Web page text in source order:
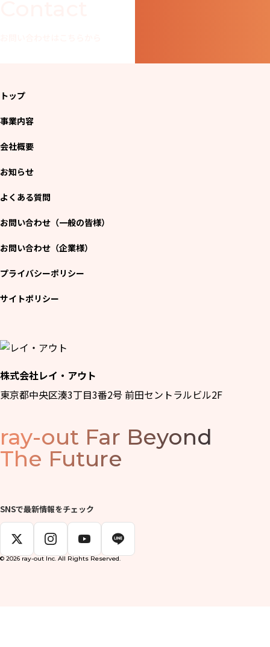
株式会社レイ・アウト
東京都中央区湊3丁目3番2号 前田セントラルビル2F
トップ
事業内容
会社概要
お知らせ
よくある質問
お問い合わせ（一般の皆様）
お問い合わせ（企業様）
プライバシーポリシー
サイトポリシー
ray-out Far Beyond
The Future
SNSで最新情報をチェック
© 2026 ray-out Inc. All Rights Reserved.